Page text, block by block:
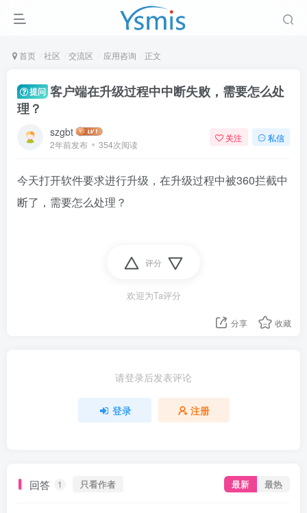
首页 社区 交流区 应用咨询 正文
提问 客户端在升级过程中中断失败，需要怎么处
理？
szgbt
2年前发布 354次阅读
关注 私信
今天打开软件要求进行升级，在升级过程中被360拦截中
断了，需要怎么处理？
评分
欢迎为Ta评分
分享 收藏
请登录后发表评论
登录 注册
回答 1 只看作者 最新 最热